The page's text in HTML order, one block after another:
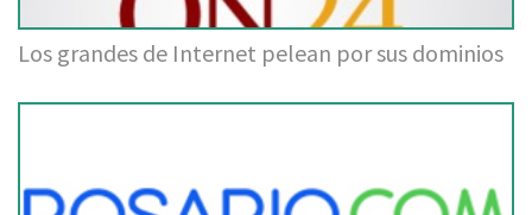
Los grandes de Internet pelean por sus dominios